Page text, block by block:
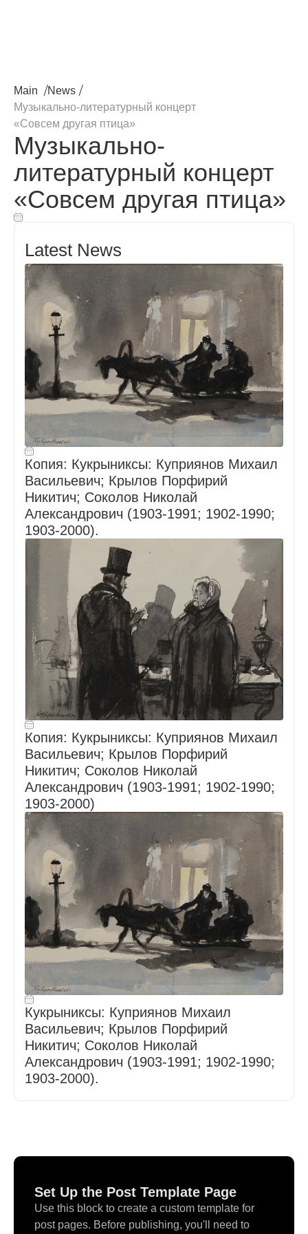
Main /News /
Музыкально-литературный концерт
«Совсем другая птица»
Музыкально-
литературный концерт
«Совсем другая птица»
Latest News
Копия: Кукрыниксы: Куприянов Михаил
Васильевич; Крылов Порфирий
Никитич; Соколов Николай
Александрович (1903-1991; 1902-1990;
1903-2000).
Копия: Кукрыниксы: Куприянов Михаил
Васильевич; Крылов Порфирий
Никитич; Соколов Николай
Александрович (1903-1991; 1902-1990;
1903-2000)
Кукрыниксы: Куприянов Михаил
Васильевич; Крылов Порфирий
Никитич; Соколов Николай
Александрович (1903-1991; 1902-1990;
1903-2000).
Set Up the Post Template Page
Use this block to create a custom template for
post pages. Before publishing, you'll need to